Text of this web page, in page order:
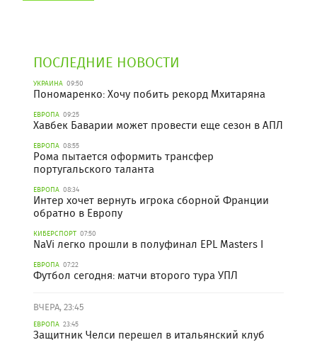
ПОСЛЕДНИЕ НОВОСТИ
УКРАИНА 09:50
Пономаренко: Хочу побить рекорд Мхитаряна
ЕВРОПА 09:25
Хавбек Баварии может провести еще сезон в АПЛ
ЕВРОПА 08:55
Рома пытается оформить трансфер
португальского таланта
ЕВРОПА 08:34
Интер хочет вернуть игрока сборной Франции
обратно в Европу
КИБЕРСПОРТ 07:50
NaVi легко прошли в полуфинал EPL Masters I
ЕВРОПА 07:22
Футбол сегодня: матчи второго тура УПЛ
ВЧЕРА, 23:45
ЕВРОПА 23:45
Защитник Челси перешел в итальянский клуб